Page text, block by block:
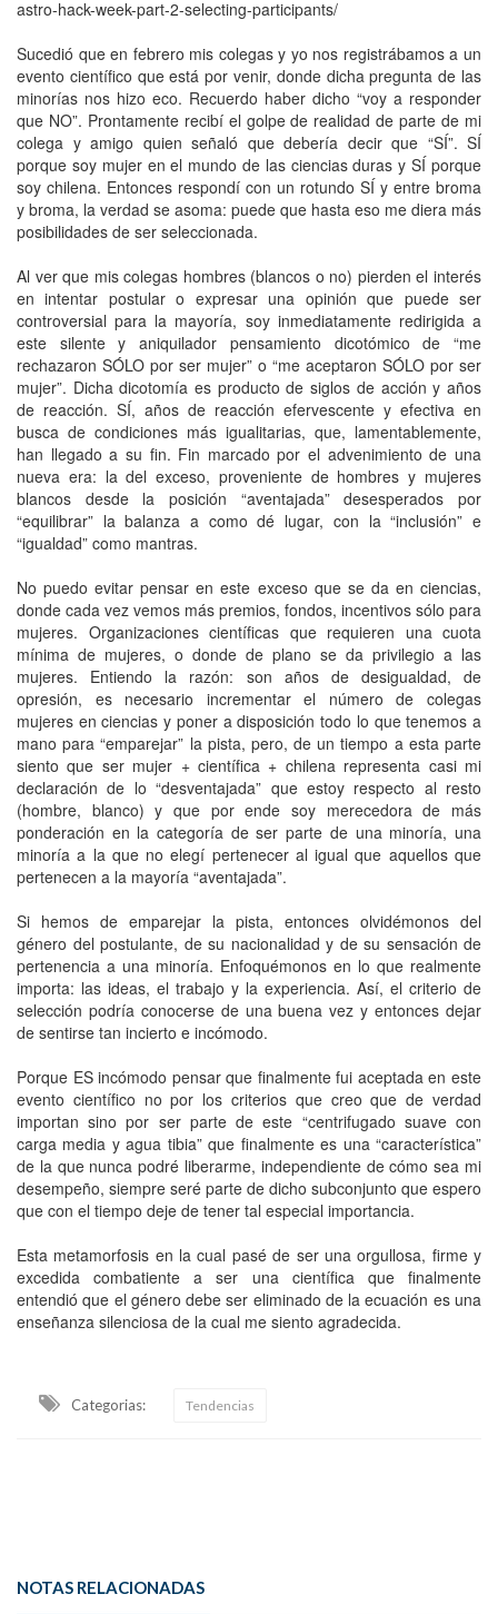
astro-hack-week-part-2-selecting-participants/
Sucedió que en febrero mis colegas y yo nos registrábamos a un
evento científico que está por venir, donde dicha pregunta de las
minorías nos hizo eco. Recuerdo haber dicho “voy a responder
que NO”. Prontamente recibí el golpe de realidad de parte de mi
colega y amigo quien señaló que debería decir que “SÍ”. SÍ
porque soy mujer en el mundo de las ciencias duras y SÍ porque
soy chilena. Entonces respondí con un rotundo SÍ y entre broma
y broma, la verdad se asoma: puede que hasta eso me diera más
posibilidades de ser seleccionada.
Al ver que mis colegas hombres (blancos o no) pierden el interés
en intentar postular o expresar una opinión que puede ser
controversial para la mayoría, soy inmediatamente redirigida a
este silente y aniquilador pensamiento dicotómico de “me
rechazaron SÓLO por ser mujer” o “me aceptaron SÓLO por ser
mujer”. Dicha dicotomía es producto de siglos de acción y años
de reacción. SÍ, años de reacción efervescente y efectiva en
busca de condiciones más igualitarias, que, lamentablemente,
han llegado a su fin. Fin marcado por el advenimiento de una
nueva era: la del exceso, proveniente de hombres y mujeres
blancos desde la posición “aventajada” desesperados por
“equilibrar” la balanza a como dé lugar, con la “inclusión” e
“igualdad” como mantras.
No puedo evitar pensar en este exceso que se da en ciencias,
donde cada vez vemos más premios, fondos, incentivos sólo para
mujeres. Organizaciones científicas que requieren una cuota
mínima de mujeres, o donde de plano se da privilegio a las
mujeres. Entiendo la razón: son años de desigualdad, de
opresión, es necesario incrementar el número de colegas
mujeres en ciencias y poner a disposición todo lo que tenemos a
mano para “emparejar” la pista, pero, de un tiempo a esta parte
siento que ser mujer + científica + chilena representa casi mi
declaración de lo “desventajada” que estoy respecto al resto
(hombre, blanco) y que por ende soy merecedora de más
ponderación en la categoría de ser parte de una minoría, una
minoría a la que no elegí pertenecer al igual que aquellos que
pertenecen a la mayoría “aventajada”.
Si hemos de emparejar la pista, entonces olvidémonos del
género del postulante, de su nacionalidad y de su sensación de
pertenencia a una minoría. Enfoquémonos en lo que realmente
importa: las ideas, el trabajo y la experiencia. Así, el criterio de
selección podría conocerse de una buena vez y entonces dejar
de sentirse tan incierto e incómodo.
Porque ES incómodo pensar que finalmente fui aceptada en este
evento científico no por los criterios que creo que de verdad
importan sino por ser parte de este “centrifugado suave con
carga media y agua tibia” que finalmente es una “característica”
de la que nunca podré liberarme, independiente de cómo sea mi
desempeño, siempre seré parte de dicho subconjunto que espero
que con el tiempo deje de tener tal especial importancia.
Esta metamorfosis en la cual pasé de ser una orgullosa, firme y
excedida combatiente a ser una científica que finalmente
entendió que el género debe ser eliminado de la ecuación es una
enseñanza silenciosa de la cual me siento agradecida.
Categorias: Tendencias
NOTAS RELACIONADAS